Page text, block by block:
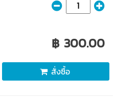
฿ 300.00
สั่งซื้อ